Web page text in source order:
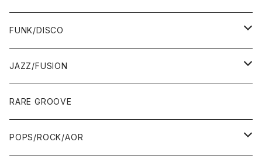
WEST COAST/SOUTH
JAPAN ONLY RELEASE/REMIX
EARLY 90'S MIDDLE〜NEW SCHOOL
WEST COAST/SOUTH
MID〜LATE 90'S
80'S OLD SCHOOL〜EARLY 90'S
MID〜LATE 90'S
CD/TAPE
CD-R/DEMO/SAMPLE
CD ALBUM
60'S/70'S
80'S
7"/12"
60'S/70'S
80'S
LP
60'S/70'S
80'S
12"/7"
60'S/70'S
80'S
FUNK/DISCO
LP
70'S
80'S
12"/7"
70'S
JAZZ/FUSION
JAZZ
FUSION
RARE GROOVE
POPS/ROCK/AOR